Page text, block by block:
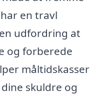
en travl
udfordring at
og forberede
måltidskasser
skuldre og